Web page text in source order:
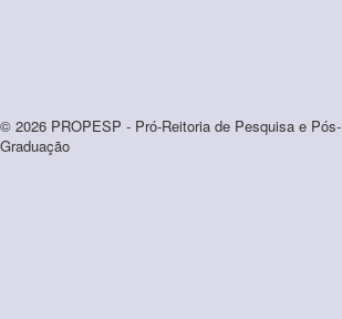
© 2026 PROPESP - Pró-Reitoria de Pesquisa e Pós-
Graduação